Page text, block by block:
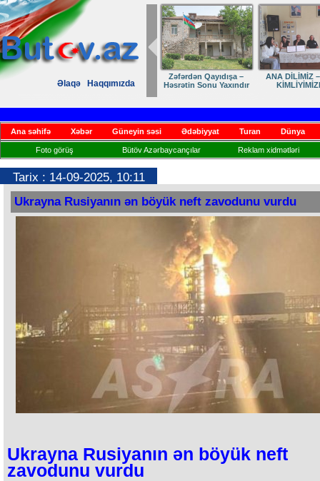
Əlaqə Haqqımızda
Zəfərdən Qayıdışa –
Həsrətin Sonu Yaxındır
ANA DİLİMİZ
Ana səhifə Xəbər Güneyin səsi Ədəbiyyat Turan Dünya
Foto görüş Bütöv Azərbaycançılar Reklam xidmətləri
Tarix : 14-09-2025, 10:11
Ukrayna Rusiyanın ən böyük neft zavodunu vurdu
Ukrayna Rusiyanın ən böyük neft
zavodunu vurdu